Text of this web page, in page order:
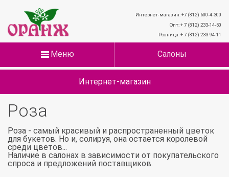
Интернет-магазин: +7 (812) 600-4-300
Опт: + 7 (812) 233-14-50
Розница: + 7 (812) 233-94-11
Меню Салоны
Интернет-магазин
Роза
Роза - самый красивый и распространенный цветок
для букетов. Но и, солируя, она остается королевой
среди цветов...
Наличие в салонах в зависимости от покупательского
спроса и предложений поставщиков.